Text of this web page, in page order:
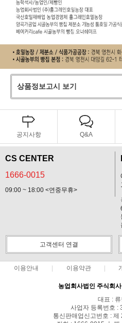
상품정보고시 보기
공지사항 Q&A
CS CENTER
1666-0015
09:00 ~ 18:00 <연중무휴>
고객센터 연결
이용안내 이용약관
농업회사법인 주식회
대표 :
사업자 등록번호 :
통신판매업신고번호 :